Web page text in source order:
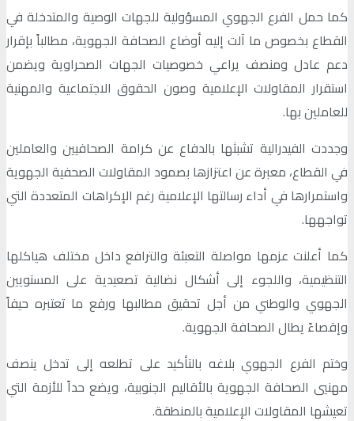
كما حمل الفرع الجهوي المسؤولية للجهات الوصية والمتدخلة في
القطاع بخصوص ما آلت إليه أوضاع الصحافة الجهوية، مطالباً بإقرار
دعم عادل ومنصف يراعي خصوصيات الجهات الصحراوية ويضمن
استقرار المقاولات الإعلامية وصون الحقوق الاجتماعية والمهنية
للعاملين بها.
وجددت الفيدرالية تشبثها بالدفاع عن كرامة الصحافيين والعاملين
في القطاع، معبرة عن اعتزازها بصمود المقاولات الصحفية الجهوية
واستمرارها في أداء رسالتها الإعلامية رغم الإكراهات المتعددة التي
تواجهها.
كما أعلنت عزمها مواصلة التعبئة والترافع داخل مختلف هياكلها
التنظيمية، واللجوء إلى أشكال نضالية تصعيدية على المستويين
الجهوي والوطني من أجل تحقيق مطالبها ورفع ما تعتبره حيفاً
وإقصاءً يطال الصحافة الجهوية.
وختم الفرع الجهوي بلاغه بالتأكيد على تطلعه إلى تدخل ينصف
مهنيي الصحافة الجهوية بالأقاليم الجنوبية، ويضع حداً للأزمة التي
تعيشها المقاولات الإعلامية بالمنطقة.